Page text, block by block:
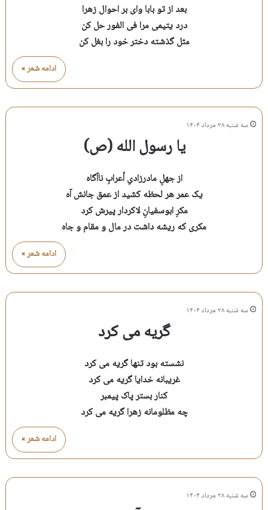
بعد از تو بابا وای بر احوال زهرا
درد یتیمی مرا فی الفور حل کن
مثل گذشته دختر خود را بغل کن
ادامه شعر »
سه شنبه ۲۸ مرداد ۱۴۰۴
یا رسول الله (ص)
از جهلِ مادرزادیِ أعرابِ ناآگاه
یک عمر هر لحظه کشید از عمق جانش آه
مکرِ ابوسفیانِ لاکردار پیرش کرد
مکری که ریشه داشت در مال و مقام و جاه
ادامه شعر »
سه شنبه ۲۸ مرداد ۱۴۰۴
گریه می کرد
نشسته بود تنها گریه می کرد
غریبانه خدایا گریه می کرد
کنار بستر پاک پیمبر
چه مظلومانه زهرا گریه می کرد
ادامه شعر »
سه شنبه ۲۸ مرداد ۱۴۰۴